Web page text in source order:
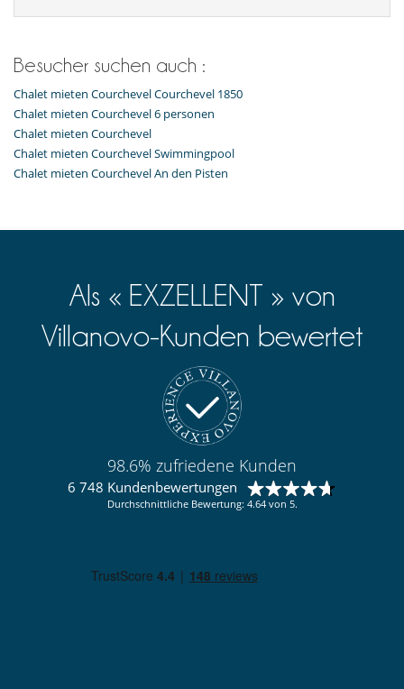
Besucher suchen auch :
Chalet mieten Courchevel Courchevel 1850
Chalet mieten Courchevel 6 personen
Chalet mieten Courchevel
Chalet mieten Courchevel Swimmingpool
Chalet mieten Courchevel An den Pisten
Als « EXZELLENT » von
Villanovo-Kunden bewertet
98.6% zufriedene Kunden
6 748 Kundenbewertungen
Durchschnittliche Bewertung: 4.64 von 5.